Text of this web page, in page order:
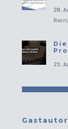
28.
21.
Gastautor